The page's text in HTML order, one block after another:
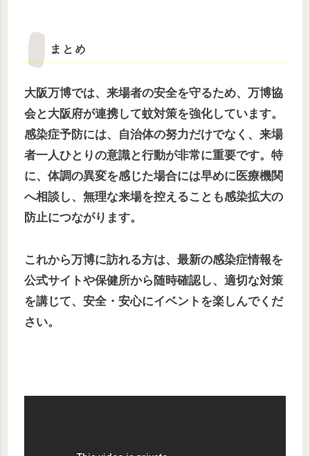
まとめ
大阪万博では、来場者の安全を守るため、万博協
会と大阪府が連携して蚊対策を強化しています。
感染症予防には、自治体の努力だけでなく、来場
者一人ひとりの意識と行動が非常に重要です。特
に、体調の異変を感じた場合には早めに医療機関
へ相談し、無理な来場を控えることも感染拡大の
防止につながります。
これから万博に訪れる方は、最新の感染症情報を
公式サイトや保健所から随時確認し、適切な対策
を講じて、安全・安心にイベントを楽しんでくだ
さい。